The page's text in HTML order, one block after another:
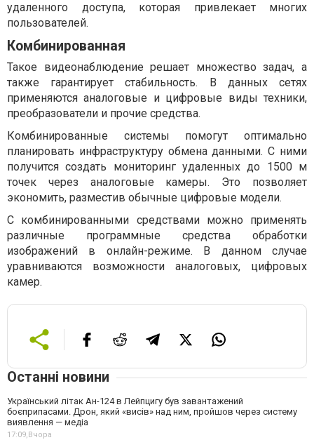
удаленного доступа, которая привлекает многих
пользователей.
Комбинированная
Такое видеонаблюдение решает множество задач, а
также гарантирует стабильность. В данных сетях
применяются аналоговые и цифровые виды техники,
преобразователи и прочие средства.
Комбинированные системы помогут оптимально
планировать инфраструктуру обмена данными. С ними
получится создать мониторинг удаленных до 1500 м
точек через аналоговые камеры. Это позволяет
экономить, разместив обычные цифровые модели.
С комбинированными средствами можно применять
различные программные средства обработки
изображений в онлайн-режиме. В данном случае
уравниваются возможности аналоговых, цифровых
камер.
Останні новини
Український літак Ан-124 в Лейпцигу був завантажений
боєприпасами. Дрон, який «висів» над ним, пройшов через систему
виявлення — медіа
17:09, Вчора